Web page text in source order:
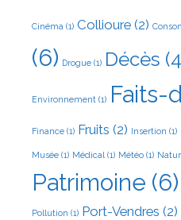
Cinéma (1) Collioure (2)
(6) Drogue (1) Décès
Environnement (1) Faits-
Finance (1) Fruits (2) Insertion (1)
Musée (1) Médical (1) Météo (1)
Patrimoine (6)
Pollution (1) Port-Vendres (2)